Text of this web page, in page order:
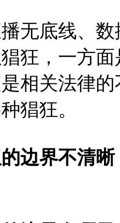
底线、数
狂，一方
相关法律
猖狂。
边界不清